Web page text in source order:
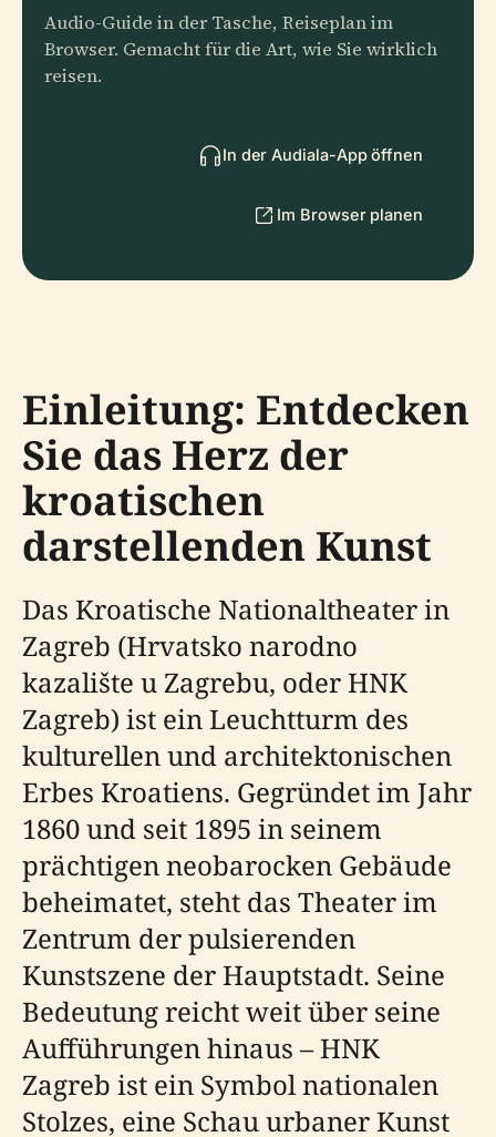
Audio-Guide in der Tasche, Reiseplan im
Browser. Gemacht für die Art, wie Sie wirklich
reisen.
In der Audiala-App öffnen
Im Browser planen
Einleitung: Entdecken
Sie das Herz der
kroatischen
darstellenden Kunst
Das Kroatische Nationaltheater in
Zagreb (Hrvatsko narodno
kazalište u Zagrebu, oder HNK
Zagreb) ist ein Leuchtturm des
kulturellen und architektonischen
Erbes Kroatiens. Gegründet im Jahr
1860 und seit 1895 in seinem
prächtigen neobarocken Gebäude
beheimatet, steht das Theater im
Zentrum der pulsierenden
Kunstszene der Hauptstadt. Seine
Bedeutung reicht weit über seine
Aufführungen hinaus – HNK
Zagreb ist ein Symbol nationalen
Stolzes, eine Schau urbaner Kunst